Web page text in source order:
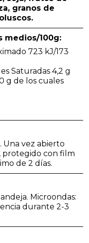
granos de
medios/100g:
723 kJ/173
Saturadas 4,2 g
g de los cuales
Una vez abierto
protegido con film
de 2 días.
Microondas:
durante 2-3